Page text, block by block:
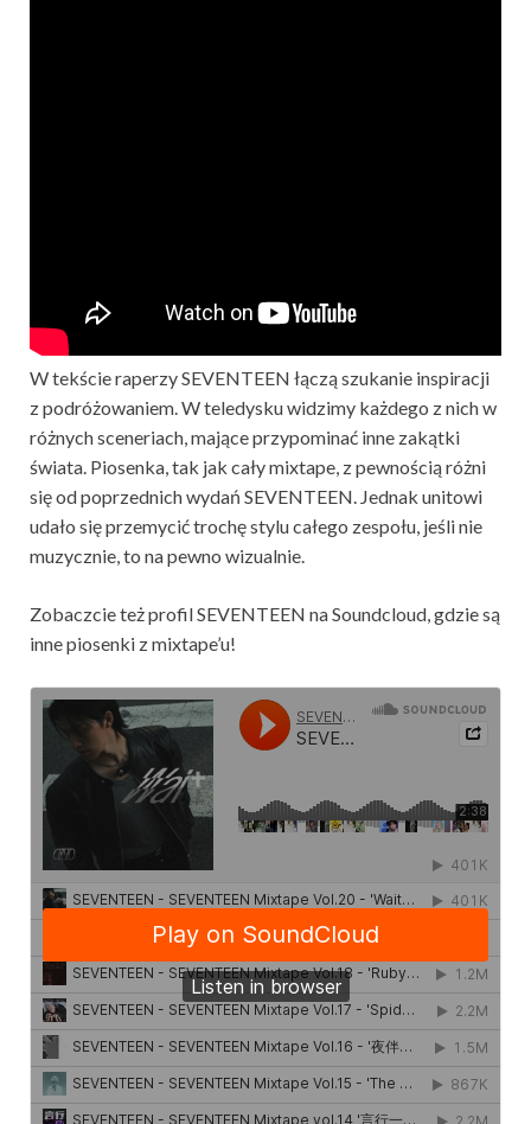
W tekście raperzy SEVENTEEN łączą szukanie inspiracji
z podróżowaniem. W teledysku widzimy każdego z nich w
różnych sceneriach, mające przypominać inne zakątki
świata. Piosenka, tak jak cały mixtape, z pewnością różni
się od poprzednich wydań SEVENTEEN. Jednak unitowi
udało się przemycić trochę stylu całego zespołu, jeśli nie
muzycznie, to na pewno wizualnie.
Zobaczcie też profil SEVENTEEN na Soundcloud, gdzie są
inne piosenki z mixtape’u!